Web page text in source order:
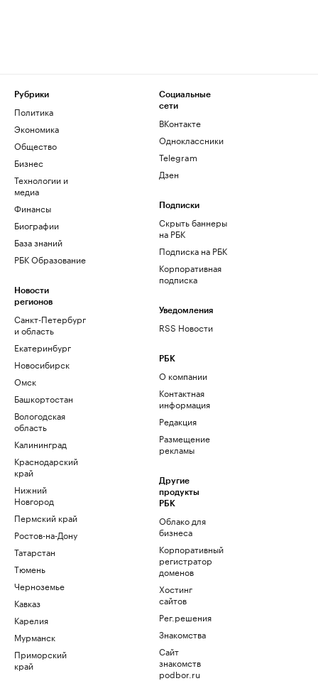
Рубрики
Политика
Экономика
Общество
Бизнес
Технологии и
медиа
Финансы
Биографии
База знаний
РБК Образование
Новости
регионов
Санкт-Петербург
и область
Екатеринбург
Новосибирск
Омск
Башкортостан
Вологодская
область
Калининград
Краснодарский
край
Нижний
Новгород
Пермский край
Ростов-на-Дону
Татарстан
Тюмень
Черноземье
Кавказ
Карелия
Мурманск
Приморский
край
Социальные
сети
ВКонтакте
Одноклассники
Telegram
Дзен
Подписки
Скрыть баннеры
на РБК
Подписка на РБК
Корпоративная
подписка
Уведомления
RSS Новости
РБК
О компании
Контактная
информация
Редакция
Размещение
рекламы
Другие
продукты
РБК
Облако для
бизнеса
Корпоративный
регистратор
доменов
Хостинг
сайтов
Рег.решения
Знакомства
Сайт
знакомств
podbor.ru